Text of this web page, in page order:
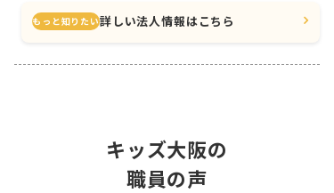
もっと知りたい詳しい法人情報はこちら
キッズ大阪の
職員の声